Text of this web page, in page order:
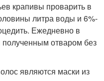
крапивы проварить в
литра воды и 6%-
Ежедневно в
отваром без
являются маски из